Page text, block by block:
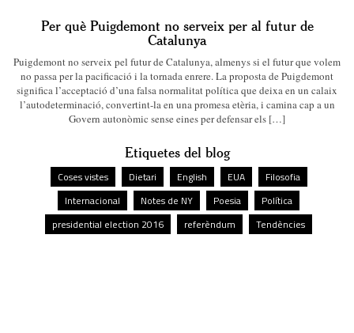
Per què Puigdemont no serveix per al futur de
Catalunya
Puigdemont no serveix pel futur de Catalunya, almenys si el futur que volem
no passa per la pacificació i la tornada enrere. La proposta de Puigdemont
significa l’acceptació d’una falsa normalitat política que deixa en un calaix
l’autodeterminació, convertint-la en una promesa etèria, i camina cap a un
Govern autonòmic sense eines per defensar els […]
Etiquetes del blog
Coses vistes Dietari English EUA
Filosofia
Internacional
Notes de NY Poesia
Política
presidential election 2016
referèndum Tendències